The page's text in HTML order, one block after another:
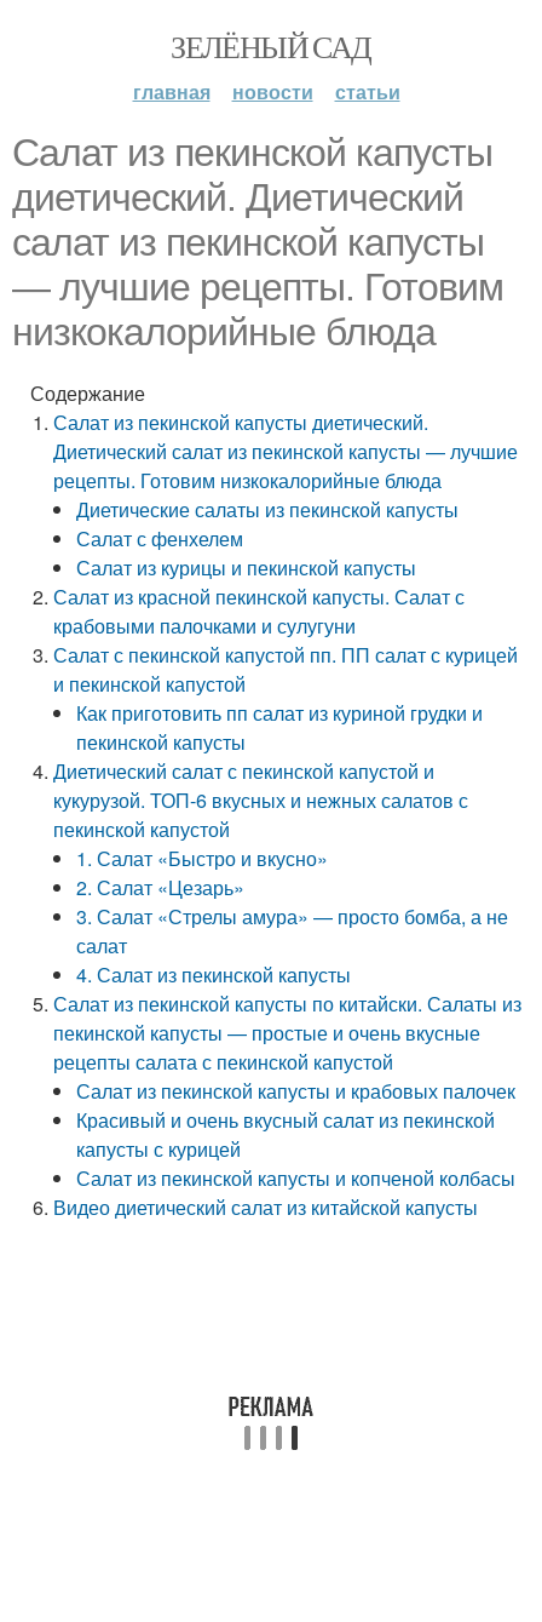
ЗЕЛЁНЫЙ САД
главная новости статьи
Салат из пекинской капусты
диетический. Диетический
салат из пекинской капусты
— лучшие рецепты. Готовим
низкокалорийные блюда
Содержание
Салат из пекинской капусты диетический.
Диетический салат из пекинской капусты — лучшие
рецепты. Готовим низкокалорийные блюда
Диетические салаты из пекинской капусты
Салат с фенхелем
Салат из курицы и пекинской капусты
Салат из красной пекинской капусты. Салат с
крабовыми палочками и сулугуни
Салат с пекинской капустой пп. ПП салат с курицей
и пекинской капустой
Как приготовить пп салат из куриной грудки и
пекинской капусты
Диетический салат с пекинской капустой и
кукурузой. ТОП-6 вкусных и нежных салатов с
пекинской капустой
1. Салат «Быстро и вкусно»
2. Салат «Цезарь»
3. Салат «Стрелы амура» — просто бомба, а не
салат
4. Салат из пекинской капусты
Салат из пекинской капусты по китайски. Салаты из
пекинской капусты — простые и очень вкусные
рецепты салата с пекинской капустой
Салат из пекинской капусты и крабовых палочек
Красивый и очень вкусный салат из пекинской
капусты с курицей
Салат из пекинской капусты и копченой колбасы
Видео диетический салат из китайской капусты